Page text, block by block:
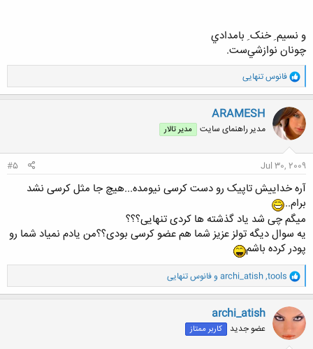
و نسيم ِ خنک ِ بامدادي
چونان نوازشي‌ست.
و
ا
ک
ن
ش
ه
ا
فانوس تنهایی
ARAMESH
مدیر راهنمای سایت مدیر تالار
Jul 30, 2009
#5
آره خداییش تاپیک رو دست کرسی نیومده...هیچ جا مثل کرسی نشد
برام..
میگم چی شد یاد گذشته ها کردی تنهایی؟؟؟
یه سوال دیگه تولز عزیز شما هم عضو کرسی بودی؟؟من یادم نمیاد شما رو
پودر کرده باشم
و
ا
ک
ن
ش
ه
ا
tools
,
archi_atish و فانوس تنهایی
archi_atish
عضو جدید کاربر ممتاز